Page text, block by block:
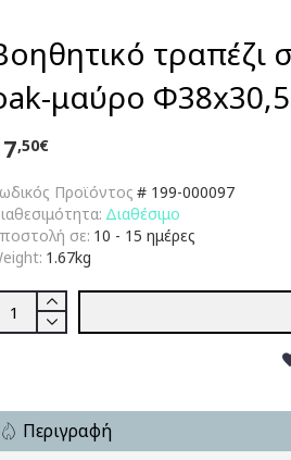
τραπέζι
μαύρο
Προϊόντος # 199-000097
Διαθέσιμο
σε: 10 - 15 ημέρες
1.67kg
,50€
Περιγραφή